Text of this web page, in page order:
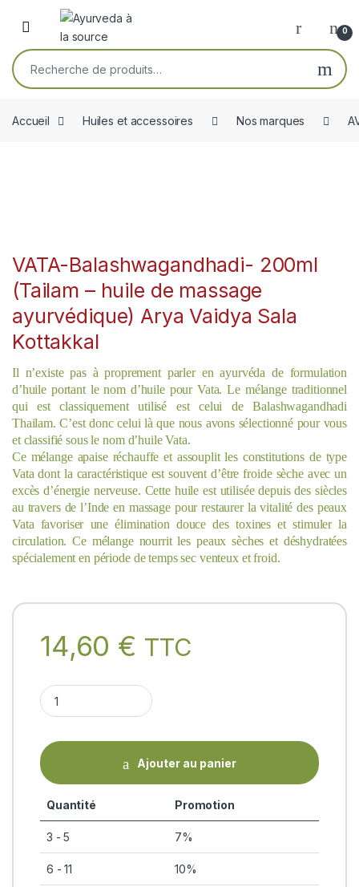
Skip to navigation
Skip to content
Open 0
Recherche pour :
Accueil Huiles et accessoires Nos marques
VATA-Balashwagandhadi- 200ml
(Tailam – huile de massage
ayurvédique) Arya Vaidya Sala
Kottakkal
Il n’existe pas à proprement parler en ayurvéda de formulation
d’huile portant le nom d’huile pour Vata. Le mélange traditionnel
qui est classiquement utilisé est celui de Balashwagandhadi
Thailam. C’est donc celui là que nous avons sélectionné pour vous
et classifié sous le nom d’huile Vata.
Ce mélange apaise réchauffe et assouplit les constitutions de type
Vata dont la caractéristique est souvent d’être froide sèche avec un
excès d’énergie nerveuse. Cette huile est utilisée depuis des siècles
au travers de l’Inde en massage pour restaurer la vitalité des peaux
Vata favoriser une élimination douce des toxines et stimuler la
circulation. Ce mélange nourrit les peaux sèches et déshydratées
spécialement en période de temps sec venteux et froid.
14,60 € TTC
VATA-Balashwagandhadi- 200ml (Tailam - huile de
Ajouter au panier
Quantité Promotion
3 - 5 7%
6 - 11 10%